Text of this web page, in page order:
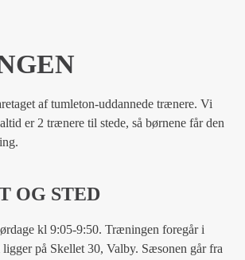
af tumleton-uddannede trænere. Vi
er 2 trænere til stede, så børnene får den
OG STED
kl 9:05-9:50. Træningen foregår i
ligger på Skellet 30, Valby. Sæsonen går fra